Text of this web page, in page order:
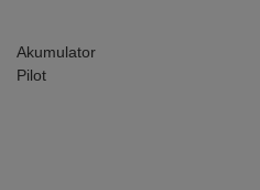
Akumulator
Pilot